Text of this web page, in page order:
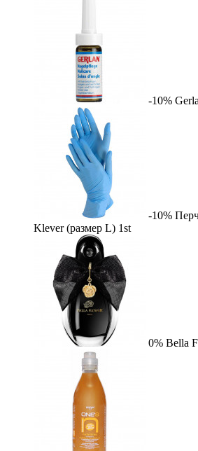
-10%
-10%
Klever (размер L) 1st
0% Bella